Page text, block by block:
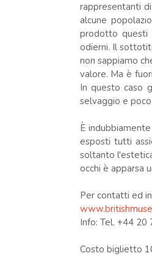
rappresentanti
alcune
prodotto questi
odierni. Il
non sappiamo
valore. Ma è
In questo caso
selvaggio e
È indubbiamente
esposti tutti
soltanto
occhi è apparsa
Per contatti ed
Info: Tel. +44 20
Costo biglietto